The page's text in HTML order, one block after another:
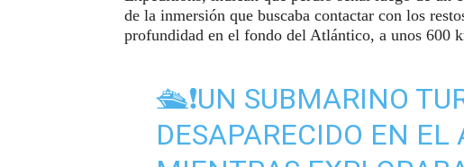
de la inmersión que buscaba contactar con los
profundidad en el fondo del Atlántico, a unos 600
🛳️❗UN SUBMARINO
DESAPARECIDO EN